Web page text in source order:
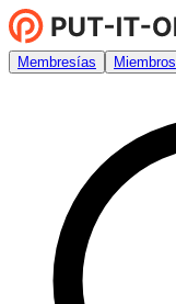
Membresías Miembros